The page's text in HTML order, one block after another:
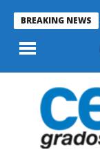
BREAKING NEWS
Refrigeración